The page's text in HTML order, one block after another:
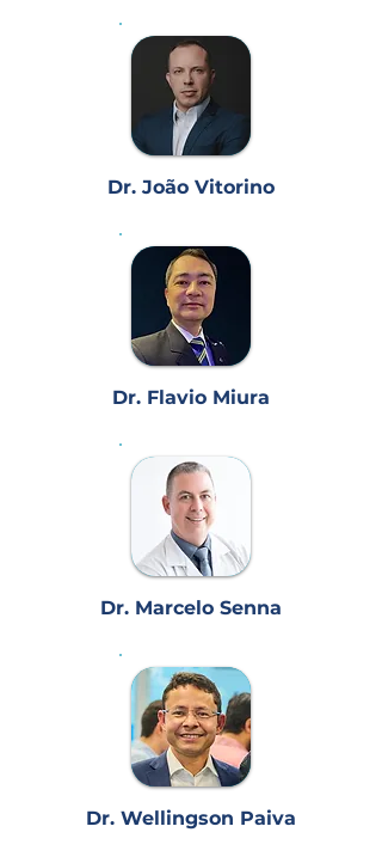
Dr. João Vitorino
Dr. Flavio Miura
Dr. Marcelo Senna
Dr. Wellingson Paiva